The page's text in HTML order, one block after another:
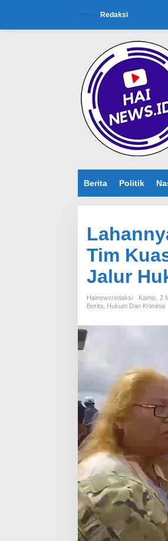
Redaksi
Berita Politik
Tim
Jalur
Hainewsredaksi
Kamis, 2
Berita Hukum Dan Kriminal